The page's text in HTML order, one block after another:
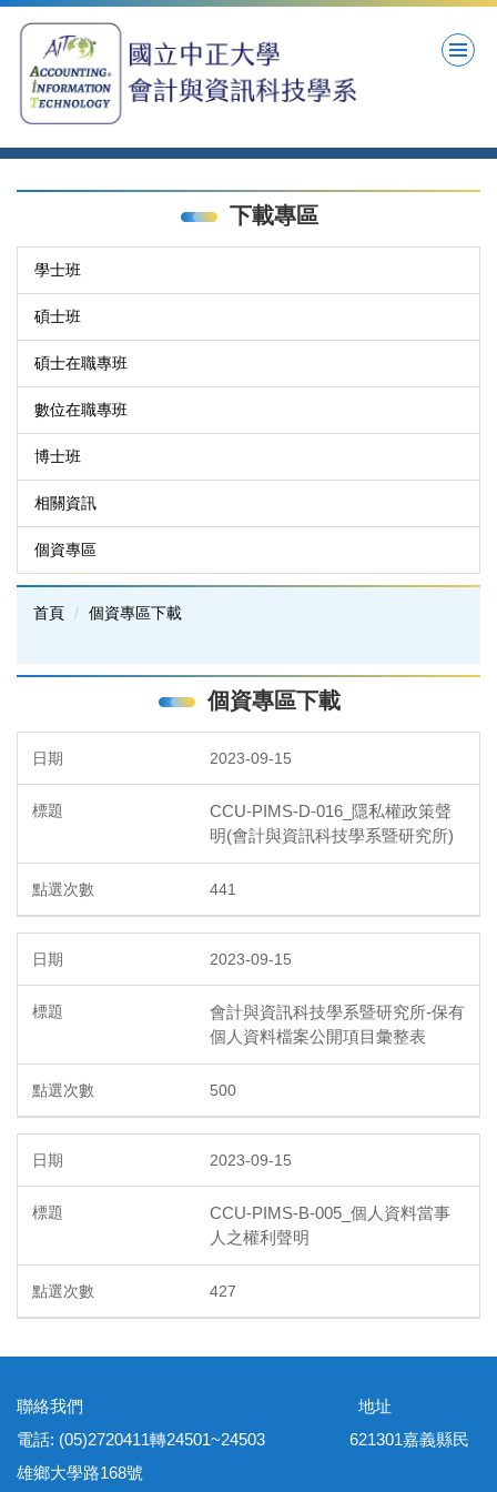
到
區
下載專區
學士班
碩士班
碩士在職專班
數位在職專班
博士班
相關資訊
個資專區
首頁 個資專區下載
個資專區下載
2023-09-15
CCU-PIMS-D-016_隱私權政策聲
明(會計與資訊科技學系暨研究所)
441
2023-09-15
會計與資訊科技學系暨研究所-保有
個人資料檔案公開項目彙整表
500
2023-09-15
CCU-PIMS-B-005_個人資料當事
人之權利聲明
427
聯絡我們 地址
電話: (05)2720411轉24501~24503 621301嘉義縣民
雄鄉大學路168號